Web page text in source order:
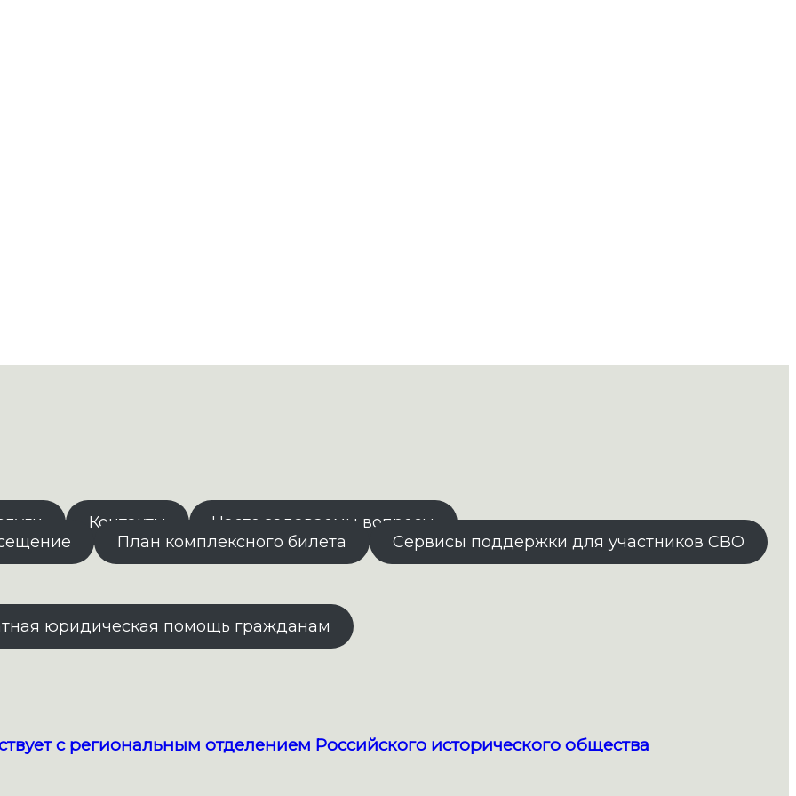
Контакты
Часто задаваемы вопросы
План комплексного билета Сервисы поддержки для участников СВО
юридическая помощь гражданам
с региональным отделением Российского исторического общества